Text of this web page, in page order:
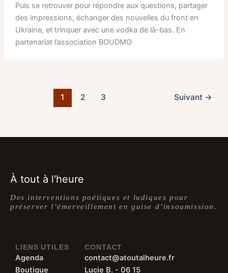
Puis se retrouver pour répondre aux questions, partager
des impressions, échanger des nouvelles du front en
Ukraine, et trinquer avec une vodka de là-bas. En
partenariat l’association BOUDMO
1 2 3 Suivant →
À tout à l'heure
Des interventions poétiques et ludiques pour
préserver l’émerveillement en guise d’insoumission.
LIENS UTILES
Agenda
Boutique
CONTACT
contact@atoutalheure.fr
Lucie B. - 06 15